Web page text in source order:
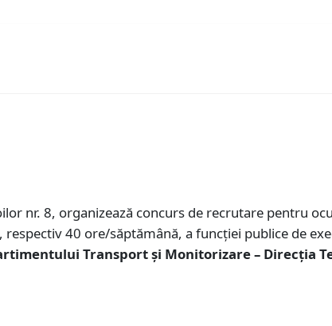
nr. 8, organizează concurs de recrutare pentru
40 ore/săptămână, a funcţiei publice de
Transport și Monitorizare – Direcția